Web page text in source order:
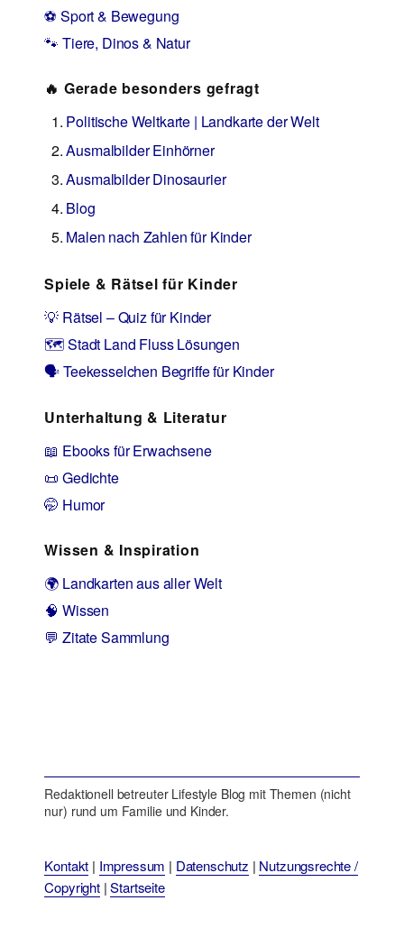
⚽ Sport & Bewegung
🐾 Tiere, Dinos & Natur
🔥 Gerade besonders gefragt
Politische Weltkarte | Landkarte der Welt
Ausmalbilder Einhörner
Ausmalbilder Dinosaurier
Blog
Malen nach Zahlen für Kinder
Spiele & Rätsel für Kinder
💡 Rätsel – Quiz für Kinder
🗺️ Stadt Land Fluss Lösungen
🗣️ Teekesselchen Begriffe für Kinder
Unterhaltung & Literatur
📖 Ebooks für Erwachsene
📜 Gedichte
🤭 Humor
Wissen & Inspiration
🌍 Landkarten aus aller Welt
🧠 Wissen
💬 Zitate Sammlung
Redaktionell betreuter Lifestyle Blog mit Themen (nicht
nur) rund um Familie und Kinder.
Kontakt | Impressum | Datenschutz | Nutzungsrechte /
Copyright|Startseite